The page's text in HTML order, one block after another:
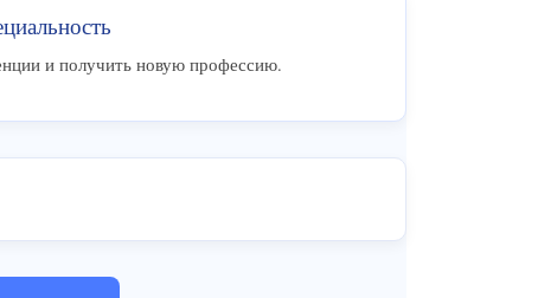
и получить новую профессию.